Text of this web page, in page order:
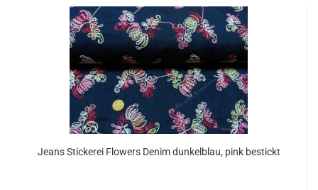
Jeans Stickerei Flowers Denim dunkelblau, pink bestickt